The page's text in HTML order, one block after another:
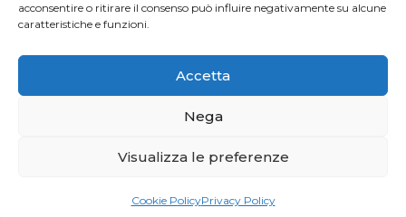
acconsentire o ritirare il consenso può influire negativamente su alcune
caratteristiche e funzioni.
Accetta
Nega
Visualizza le preferenze
Cookie PolicyPrivacy Policy
Powered ByIl Brandificio
Registro nazionale degli aiuti di Stato di cui all’art. 52 della L. 234/2012
in modo da adempiere all’obbligo informativo relativo ai contributi
concorrenza – art. 1, commi 125 – 129), successivamente modificata
dal Decreto Legge 34/2019.